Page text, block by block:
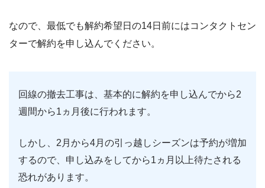
なので、最低でも解約希望日の14日前にはコンタクトセン
ターで解約を申し込んでください。
回線の撤去工事は、基本的に解約を申し込んでから2
週間から1 ヵ月後に行われます。
しかし、 2 月から4月の引っ越しシーズンは予約が増加
するので、申し込みをしてから1 ヵ月以上待たされる
恐れがあります。